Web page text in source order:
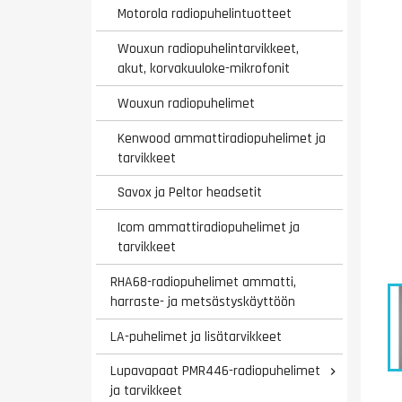
Motorola radiopuhelintuotteet
Wouxun radiopuhelintarvikkeet,
akut, korvakuuloke-mikrofonit
Wouxun radiopuhelimet
Kenwood ammattiradiopuhelimet ja
tarvikkeet
Savox ja Peltor headsetit
Icom ammattiradiopuhelimet ja
tarvikkeet
RHA68-radiopuhelimet ammatti,
harraste- ja metsästyskäyttöön
LA-puhelimet ja lisätarvikkeet
Lupavapaat PMR446-radiopuhelimet
ja tarvikkeet
